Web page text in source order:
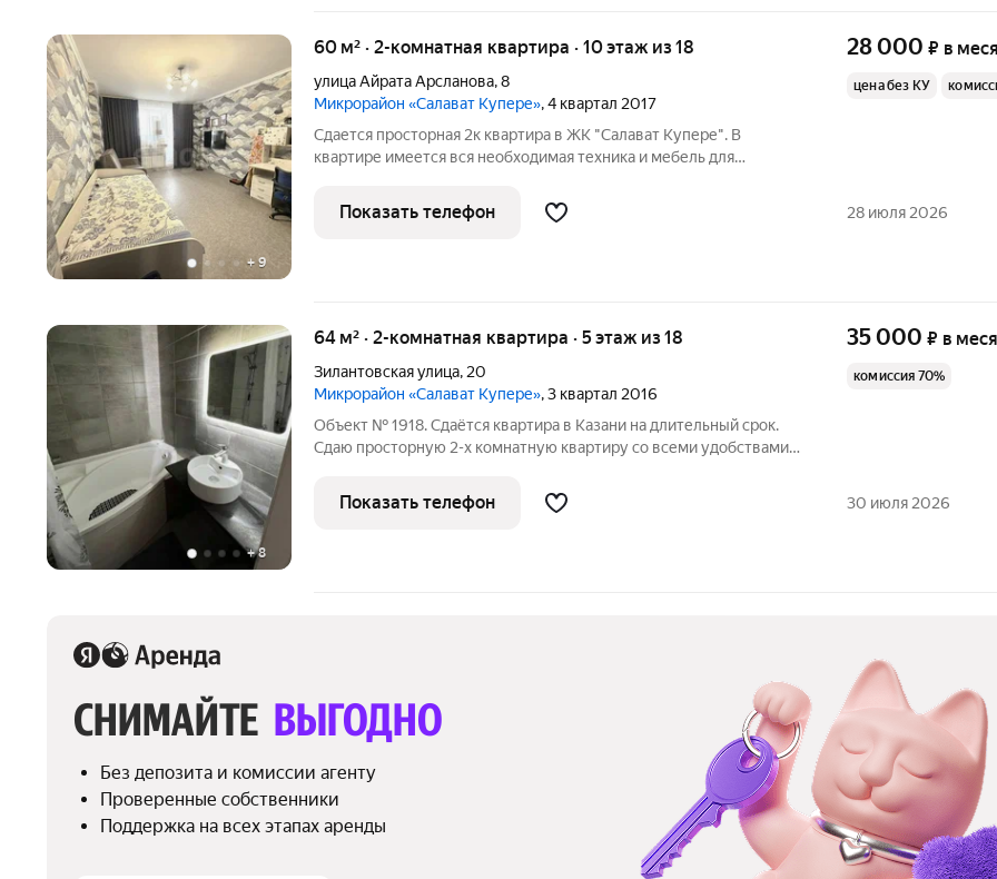
+ 9
60 м² · 2-комнатная квартира · 10 этаж из 18
улица Айрата Арсланова,8
Микрорайон «Салават Купере», 4 квартал 2017
Сдается просторная 2к квартира в ЖК "Салават Купере". В
квартире имеется вся необходимая техника и мебель для
2 санузла, 2 балкона, плита с духовкой, микроволновка, 3
телевизора,
28 000 ₽ в
цена без КУ
Показать телефон 28 июля 2026
+8
64 м² · 2-комнатная квартира · 5 этаж из 18
Зилантовская улица, 20
Микрорайон «Салават Купере», 3 квартал 2016
Объект № 1918. Сдаётся квартира в Казани на длительный срок.
Сдаю просторную 2-х комнатную квартиру со всеми удобствами .
общественного транспорта, торговый центр большой новый парк
с озером в
35 000 ₽ в
комиссия 70%
Показать телефон 30 июля 2026
СНИМАЙТЕ ВЫГОДНО
Без депозита и комиссии агенту
Проверенные собственники
Поддержка на всех этапах аренды